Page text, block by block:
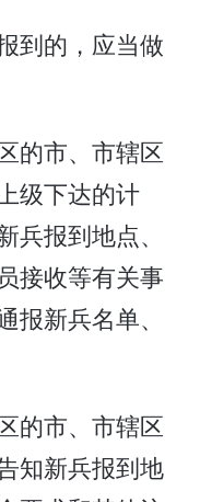
到的，应当做
的市、市辖区
级下达的计
报到地点、
接收等有关事
新兵名单、
的市、市辖区
知新兵报到地